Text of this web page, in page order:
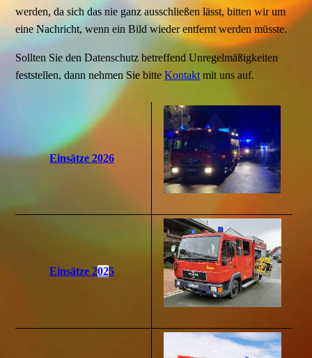
werden, da sich das nie ganz ausschließen lässt, bitten wir um
eine Nachricht, wenn ein Bild wieder entfernt werden müsste.
Sollten Sie den Datenschutz betreffend Unregelmäßigkeiten
feststellen, dann nehmen Sie bitteKontakt mit uns auf.
Einsätze 2026
Einsätze 2025